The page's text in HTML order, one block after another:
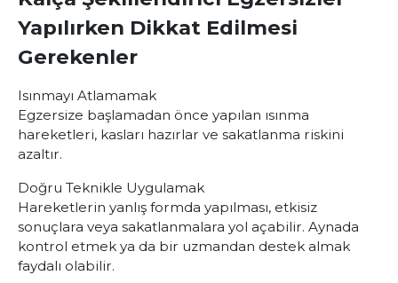
Yapılırken Dikkat Edilmesi
Gerekenler
Isınmayı Atlamamak
Egzersize başlamadan önce yapılan ısınma
hareketleri, kasları hazırlar ve sakatlanma riskini
azaltır.
Doğru Teknikle Uygulamak
Hareketlerin yanlış formda yapılması, etkisiz
sonuçlara veya sakatlanmalara yol açabilir. Aynada
kontrol etmek ya da bir uzmandan destek almak
faydalı olabilir.